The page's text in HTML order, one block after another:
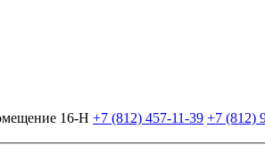
16-Н +7 (812) 457-11-39 +7 (812)